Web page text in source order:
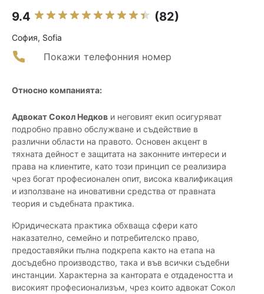
9.4 (82)
София, Sofia
Покажи телефонния номер
Относно компанията:
Адвокат Сокол Недков и неговият екип осигуряват
подробно правно обслужване и съдействие в
различни области на правото. Основен акцент в
тяхната дейност е защитата на законните интереси и
права на клиентите, като този принцип се реализира
чрез богат професионален опит, висока квалификация
и използване на иновативни средства от правната
теория и съдебната практика.
Юридическата практика обхваща сфери като
наказателно, семейно и потребителско право,
предоставяйки пълна подкрепа както на етапа на
досъдебно производство, така и във всички съдебни
инстанции. Характерна за кантората е отдадеността и
високият професионализъм, чрез които адвокат Сокол